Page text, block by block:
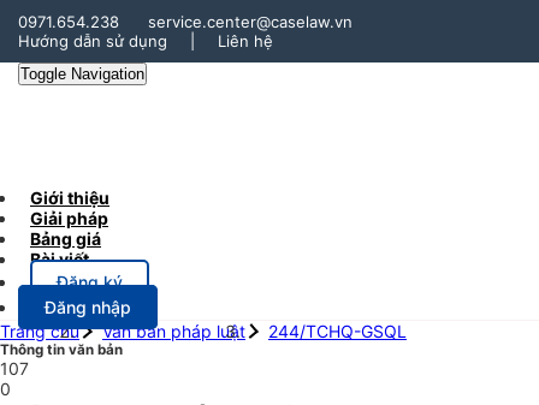
0971.654.238
service.center@caselaw.vn
Hướng dẫn sử dụng
Liên hệ
Toggle Navigation
Giới thiệu
Giải pháp
Bảng giá
Bài viết
Đăng ký
Đăng nhập
Trang chủ
Văn bản pháp luật 244/TCHQ-GSQL
Thông tin văn bản
107
0